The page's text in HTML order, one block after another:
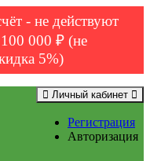
- не действуют
000 ₽ (не
5%)
Личный кабинет
Регистрация
Авторизация